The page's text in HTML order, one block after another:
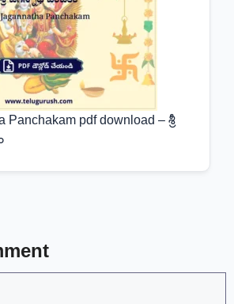
Panchakam pdf download – శ్రీ